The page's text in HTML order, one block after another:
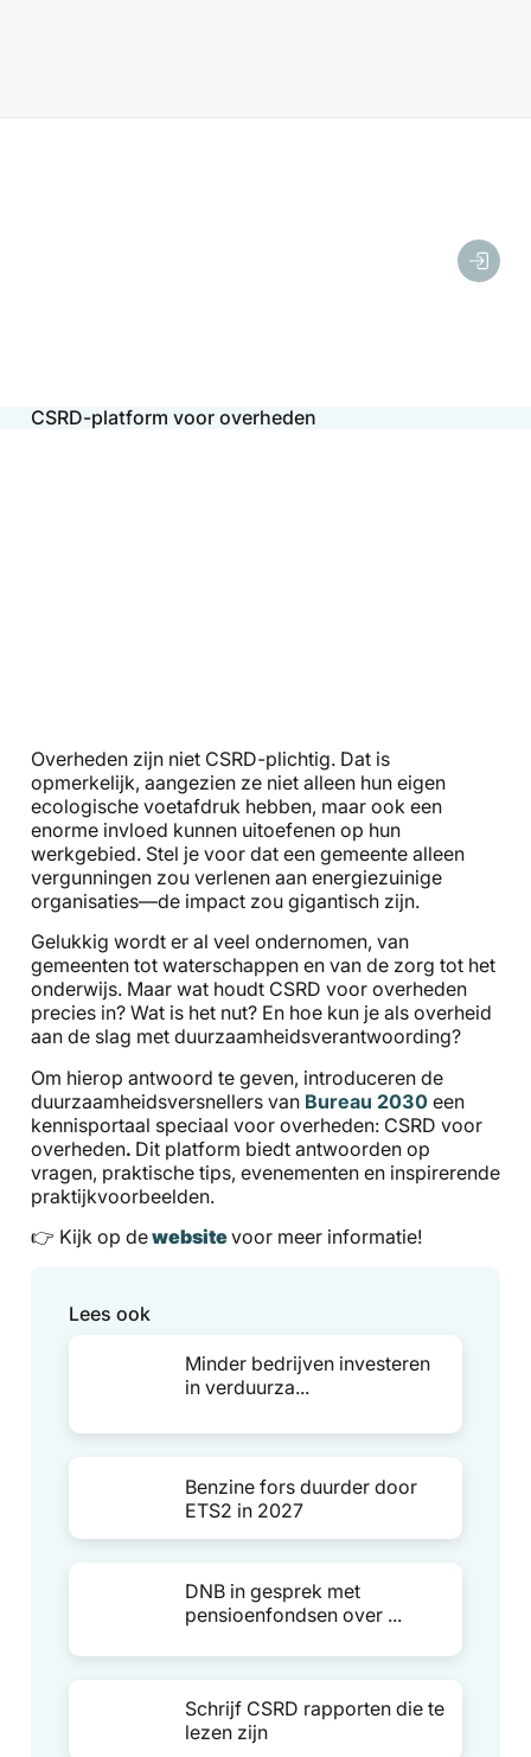
CSRD-platform voor overheden
Overheden zijn niet CSRD-plichtig. Dat is
opmerkelijk, aangezien ze niet alleen hun eigen
ecologische voetafdruk hebben, maar ook een
enorme invloed kunnen uitoefenen op hun
werkgebied. Stel je voor dat een gemeente alleen
vergunningen zou verlenen aan energiezuinige
organisaties—de impact zou gigantisch zijn.
Gelukkig wordt er al veel ondernomen, van
gemeenten tot waterschappen en van de zorg tot het
onderwijs. Maar wat houdt CSRD voor overheden
precies in? Wat is het nut? En hoe kun je als overheid
aan de slag met duurzaamheidsverantwoording?
Om hierop antwoord te geven, introduceren de
duurzaamheidsversnellers van Bureau 2030 een
kennisportaal speciaal voor overheden: CSRD voor
overheden. Dit platform biedt antwoorden op
vragen, praktische tips, evenementen en inspirerende
praktijkvoorbeelden.
👉 Kijk op dewebsitevoor meer informatie!
Lees ook
Minder bedrijven investeren
in verduurza...
Benzine fors duurder door
ETS2 in 2027
DNB in gesprek met
pensioenfondsen over ...
Schrijf CSRD rapporten die te
lezen zijn